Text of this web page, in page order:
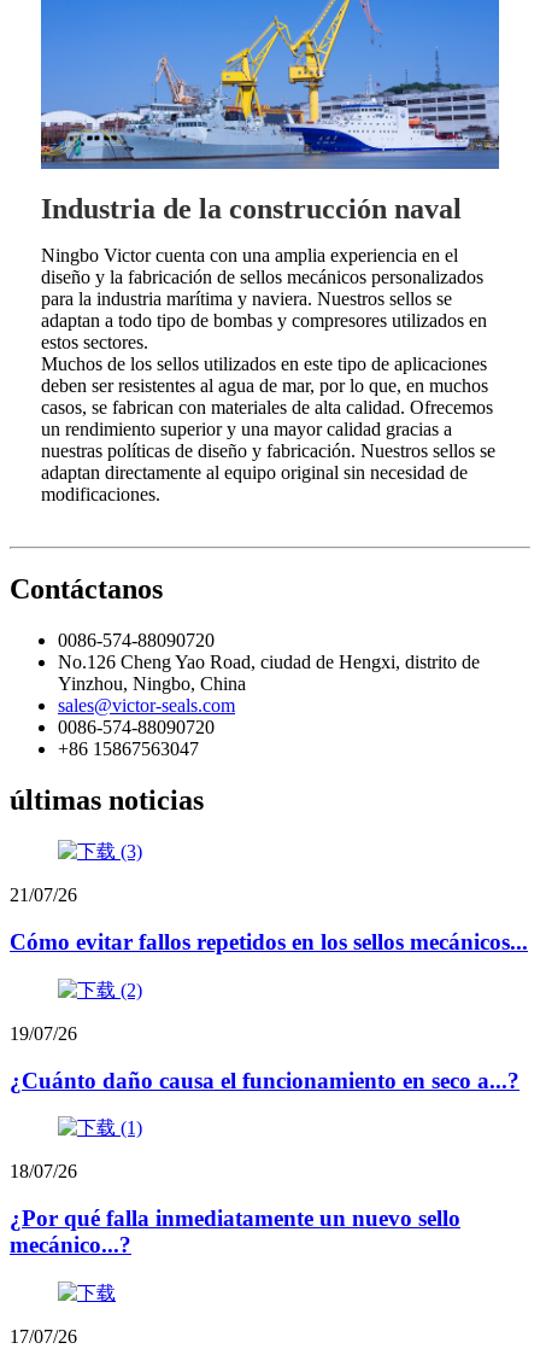
Industria de la construcción naval
Ningbo Victor cuenta con una amplia experiencia en el
diseño y la fabricación de sellos mecánicos personalizados
para la industria marítima y naviera. Nuestros sellos se
adaptan a todo tipo de bombas y compresores utilizados en
estos sectores.
Muchos de los sellos utilizados en este tipo de aplicaciones
deben ser resistentes al agua de mar, por lo que, en muchos
casos, se fabrican con materiales de alta calidad. Ofrecemos
un rendimiento superior y una mayor calidad gracias a
nuestras políticas de diseño y fabricación. Nuestros sellos se
adaptan directamente al equipo original sin necesidad de
modificaciones.
Contáctanos
0086-574-88090720
No.126 Cheng Yao Road, ciudad de Hengxi, distrito de
Yinzhou, Ningbo, China
sales@victor-seals.com
0086-574-88090720
+86 15867563047
últimas noticias
21/07/26
Cómo evitar fallos repetidos en los sellos mecánicos...
19/07/26
¿Cuánto daño causa el funcionamiento en seco a...?
18/07/26
¿Por qué falla inmediatamente un nuevo sello
mecánico...?
17/07/26